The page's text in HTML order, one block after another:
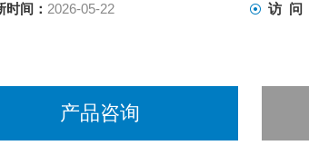
时间： 2026-05-22 访 问
产品咨询